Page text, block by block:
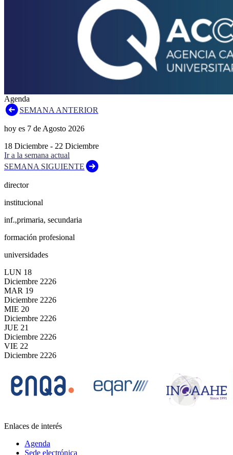
Agenda
SEMANA ANTERIOR
hoy es 7 de Agosto 2026
18 Diciembre - 22 Diciembre
Ir a la semana actual
SEMANA SIGUIENTE
director
institucional
inf.,primaria, secundaria
formación profesional
universidades
LUN 18
Diciembre 2226
MAR 19
Diciembre 2226
MIE 20
Diciembre 2226
JUE 21
Diciembre 2226
VIE 22
Diciembre 2226
Enlaces de interés
Agenda
Sede electrónica